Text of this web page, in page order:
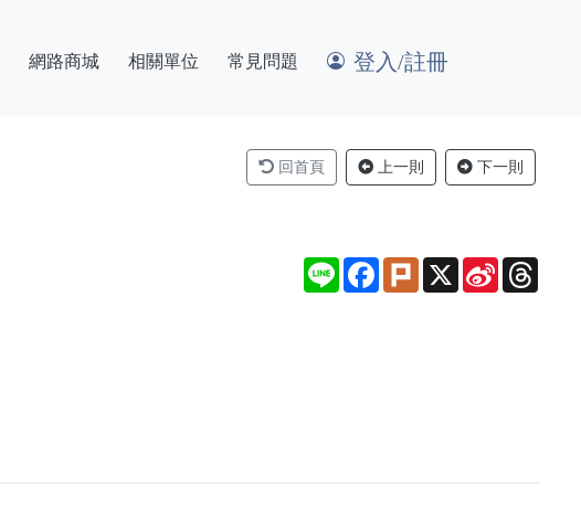
網路商城 相關單位 常見問題 登入/註冊
回首頁 上一則 下一則
Line Facebook
Plurk X
Sina
Weibo